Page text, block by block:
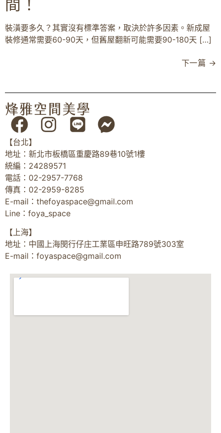
間！
裝潢要多久？其實沒有標準答案，取決於許多因素。新成屋
裝修通常需要60-90天，但舊屋翻新可能需要90-180天 […]
下一篇 →
【台北】
地址：新北市板橋區重慶路89巷10號1樓
統編：24289571
電話：02-2957-7768
傳真：02-2959-8285
E-mail： thefoyaspace@gmail.com
Line：foya_space
【上海】
地址：中國上海閔行仔庄工業區申旺路789號303室
E-mail： foyaspace@gmail.com